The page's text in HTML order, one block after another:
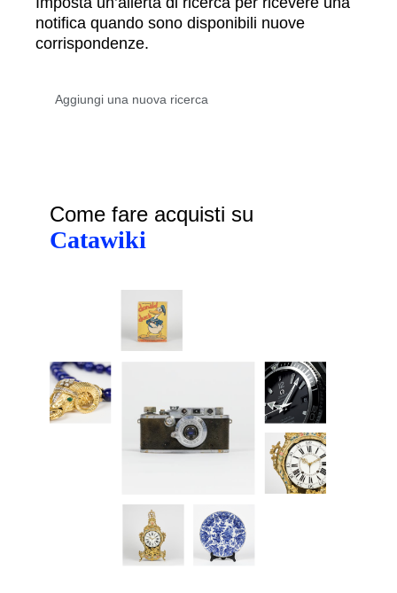
notifica quando sono disponibili nuove
corrispondenze.
Come fare acquisti su
Catawiki